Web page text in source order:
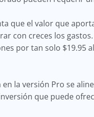
que el valor que
con creces los
por tan solo $19.95
en la versión Pro se
que puede